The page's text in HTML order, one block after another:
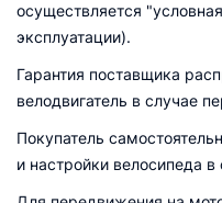
осуществляется
эксплуатации).
Гарантия поставщика
велодвигатель в случае
Покупатель
и настройки велосипеда в